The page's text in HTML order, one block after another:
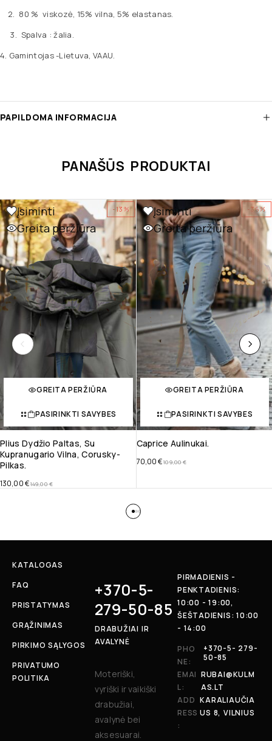
2. 80 % viskozė, 15% vilna, 5% elastanas.
3. Spalva : žalia.
4. Gamintojas -Lietuva, VAAU.
PAPILDOMA INFORMACIJA
PANAŠŪS PRODUKTAI
-13%
Įsiminti
Greita peržiūra
GREITA PERŽIŪRA
PASIRINKTI SAVYBES
Plius Dydžio Paltas, Su
Kupranugario Vilna, Corusky-
Pilkas.
149,00€
130,00€
-36%
Įsiminti
Greita peržiūra
GREITA PERŽIŪRA
PASIRINKTI SAVYBES
Caprice Aulinukai.
109,00€
70,00€
KATALOGAS
FAQ
PRISTATYMAS
GRĄŽINIMAS
PIRKIMO SĄLYGOS
PRIVATUMO
POLITIKA
+370-5-
279-50-85
DRABUŽIAI IR
AVALYNĖ
Moteriški,
vyriški ir vaikiški
drabužiai,
avalynė bei
aksesuarai.
PIRMADIENIS -
PENKTADIENIS:
10:00 - 19:00,
ŠEŠTADIENIS: 10:00
- 14:00
PHO
NE:
+370-5- 279-
50-85
EMAI
L:
RUBAI@KULM
AS.LT
ADD
RESS
:
KARALIAUČIA
US 8, VILNIUS